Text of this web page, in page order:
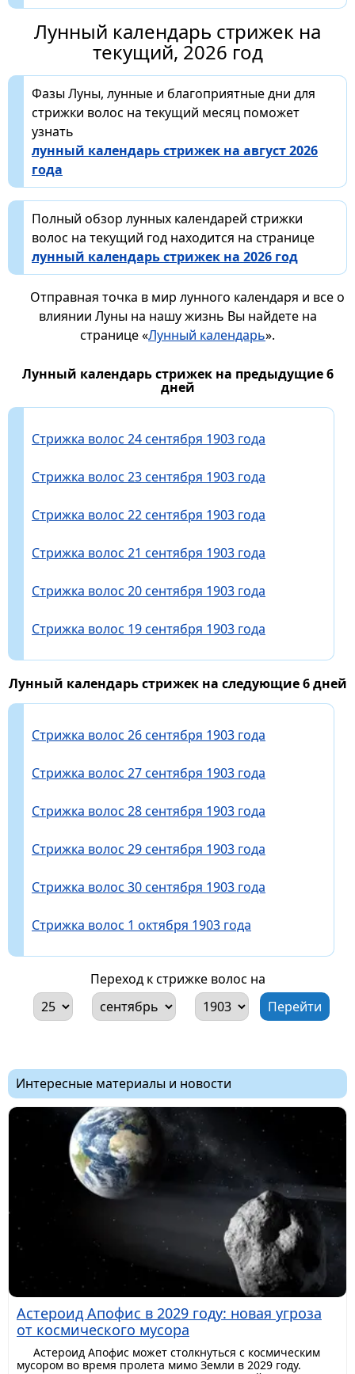
Лунный календарь стрижек на
текущий, 2026 год
Фазы Луны, лунные и благоприятные дни для
стрижки волос на текущий месяц поможет
узнать
лунный календарь стрижек на август 2026
года
Полный обзор лунных календарей стрижки
волос на текущий год находится на странице
лунный календарь стрижек на 2026 год
Отправная точка в мир лунного календаря и все о
влиянии Луны на нашу жизнь Вы найдете на
странице «Лунный календарь».
Лунный календарь стрижек на предыдущие 6
дней
Стрижка волос 24 сентября 1903 года
Стрижка волос 23 сентября 1903 года
Стрижка волос 22 сентября 1903 года
Стрижка волос 21 сентября 1903 года
Стрижка волос 20 сентября 1903 года
Стрижка волос 19 сентября 1903 года
Лунный календарь стрижек на следующие 6 дней
Стрижка волос 26 сентября 1903 года
Стрижка волос 27 сентября 1903 года
Стрижка волос 28 сентября 1903 года
Стрижка волос 29 сентября 1903 года
Стрижка волос 30 сентября 1903 года
Стрижка волос 1 октября 1903 года
Переход к стрижке волос на
Интересные материалы и новости
Астероид Апофис в 2029 году: новая угроза
от космического мусора
Астероид Апофис может столкнуться с космическим
мусором во время пролета мимо Земли в 2029 году.